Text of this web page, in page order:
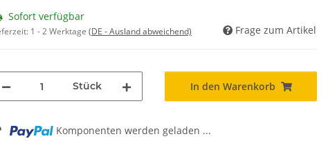
Sofort verfügbar
1 - 2 Werktage (DE - Ausland abweichend) Frage zum Artikel
Stück In den Warenkorb
Komponenten werden geladen ...